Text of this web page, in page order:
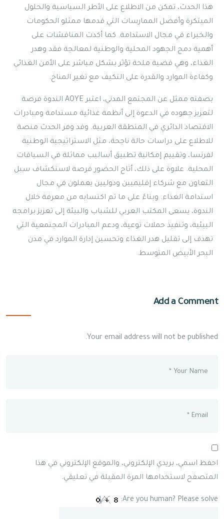
هذا الحدث، تمكن من الاطلاع على الأطر السياسية والحلول
المبتكرة وأفضل الممارسات التي قدمها ممثلو الحكومات
والخبراء في مجال الاستدامة. كما أكدت المناقشات على
أهمية دمج الجهود المحلية والوطنية لمعالجة فقد وهدر
الغذاء، وهي قضية ملحة تؤثر بشكل مباشر على الأمن الغذائي
وكفاءة الموارد والقدرة على التكيف مع تغير المناخ.
بصفته ممثل عن المجتمع المدني، اعتبر AOYE الندوة فرصة
لتعزيز جهوده في الدعوة إلى أنظمة غذائية مستدامة ومبادرات
الاقتصاد الدائري في المنطقة العربية. وقد وفر الحدث منصة
للاطلاع على دراسات حالة ناجحة، مثل الاستراتيجية الوطنية
لفرنسا، وتقييم إمكانية تطبيق أساليب مماثلة في السياقات
المحلية. علاوة على ذلك، أتاح الحضور فرصة لاستكشاف سبل
التعاون مع شركاء إقليميين ودوليين يعملون في مجال
استدامة الغذاء. وبناءً على ما تم اكتسابه من معرفة خلال
الندوة، يسعى المكتب العربي للشباب والبيئة إلى تعزيز برامجه
البيئية، وتنفيذ حملات توعية، ودعم المبادرات المجتمعية التي
تهدف إلى تقليل هدر الغذاء وتحسين إدارة الموارد في مدن
البحر الأبيض المتوسط.
Add a Comment
Your email address will not be published.
احفظ اسمي، بريدي الإلكتروني، والموقع الإلكتروني في هذا
المتصفح لاستخدامها المرة المقبلة في تعليقي.
Are you human? Please solve: